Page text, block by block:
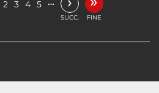
2 3 4 5
SUCC. FINE